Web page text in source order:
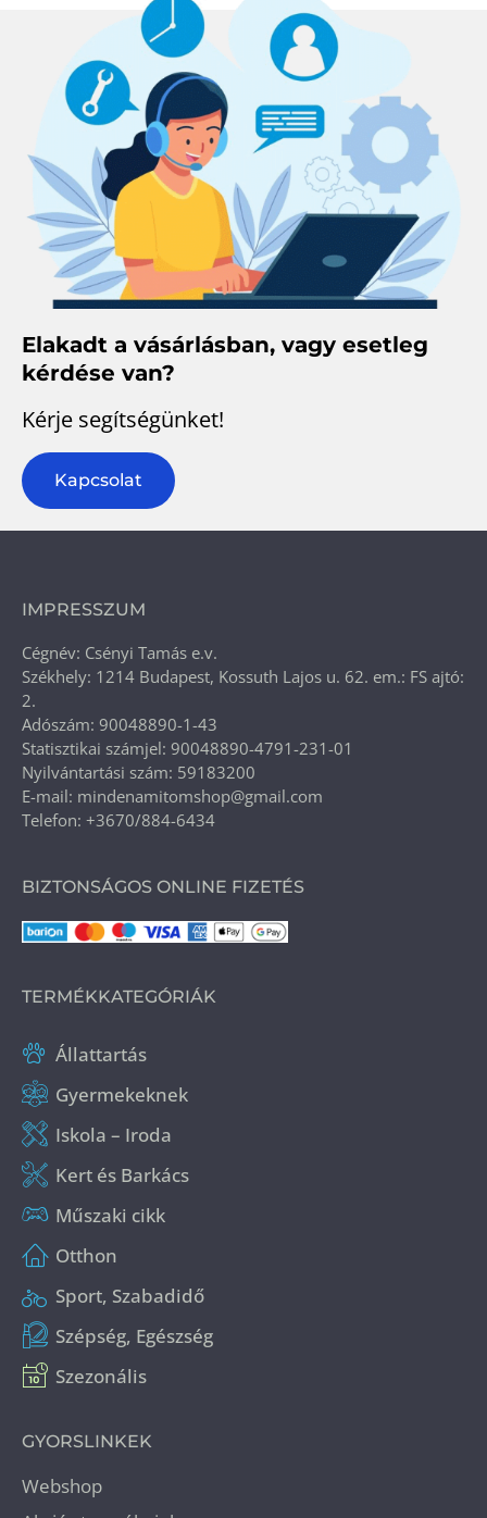
Elakadt a vásárlásban, vagy esetleg
kérdése van?
Kérje segítségünket!
Kapcsolat
IMPRESSZUM
Cégnév: Csényi Tamás e.v.
Székhely: 1214 Budapest, Kossuth Lajos u. 62. em.: FS ajtó:
2.
Adószám: 90048890-1-43
Statisztikai számjel: 90048890-4791-231-01
Nyilvántartási szám: 59183200
E-mail: mindenamitomshop@gmail.com
Telefon: +3670/884-6434
BIZTONSÁGOS ONLINE FIZETÉS
TERMÉKKATEGÓRIÁK
Állattartás
Gyermekeknek
Iskola – Iroda
Kert és Barkács
Műszaki cikk
Otthon
Sport, Szabadidő
Szépség, Egészség
Szezonális
GYORSLINKEK
Webshop